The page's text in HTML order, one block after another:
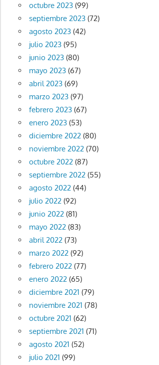
octubre 2023(99)
septiembre 2023(72)
agosto 2023(42)
julio 2023(95)
junio 2023(80)
mayo 2023(67)
abril 2023(69)
marzo 2023(97)
febrero 2023(67)
enero 2023(53)
diciembre 2022(80)
noviembre 2022(70)
octubre 2022(87)
septiembre 2022(55)
agosto 2022(44)
julio 2022(92)
junio 2022(81)
mayo 2022(83)
abril 2022(73)
marzo 2022(92)
febrero 2022(77)
enero 2022(65)
diciembre 2021 (79)
noviembre 2021 (78)
octubre 2021 (62)
septiembre 2021 (71)
agosto 2021 (52)
julio 2021 (99)